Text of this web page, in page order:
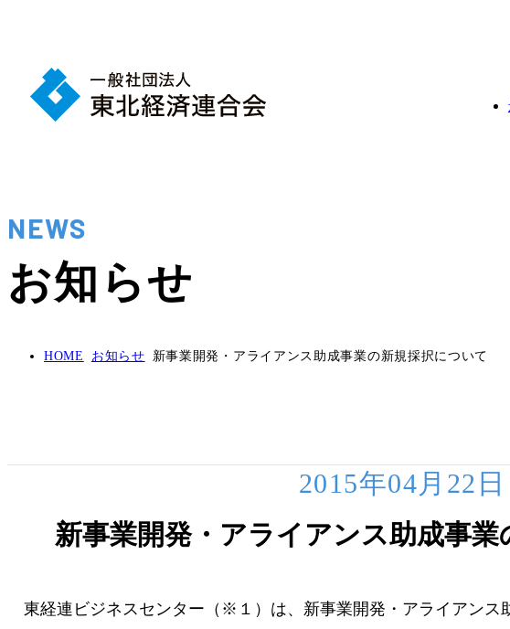
NEWS
お知らせ
HOME お知らせ 新事業開発・アライアンス助成事業の新規採択について
2015年04月22日
新事業開発・アライアンス助成事業
東経連ビジネスセンター（※１）は、新事業開発・アライアンス